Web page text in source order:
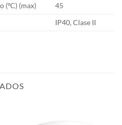
(ºC) (max)
45
IP40, Clase II